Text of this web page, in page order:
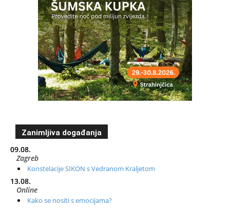
Zanimljiva događanja
09.08.
Zagreb
Konstelacije SIKON s Vedranom Kraljetom
13.08.
Online
Kako se nositi s emocijama?